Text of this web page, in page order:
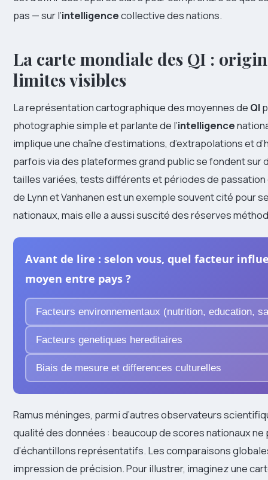
pas — sur l’intelligencecollective des nations.
La carte mondiale des QI :
limites visibles
La représentation cartographique des moyennes de QI
photographie simple et parlante de l’intelligence
implique une chaîne d’estimations, d’extrapolations et
parfois via des plateformes grand public se fondent
tailles variées, tests différents et périodes de passation
de Lynn et Vanhanen est un exemple souvent cité pour
nationaux, mais elle a aussi suscité des réserves
Avant de lire : selon vous, quel facteur
moyen entre pays ?
Facteurs environnementaux (nutrition, education,
Facteurs genetiques hereditaires
Biais de mesure et differences culturelles
Ramus méninges, parmi d’autres observateurs
qualité des données : beaucoup de scores nationaux
d’échantillons représentatifs. Les comparaisons
impression de précision. Pour illustrer, imaginez une